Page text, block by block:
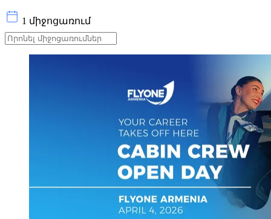
1 միջոցառում